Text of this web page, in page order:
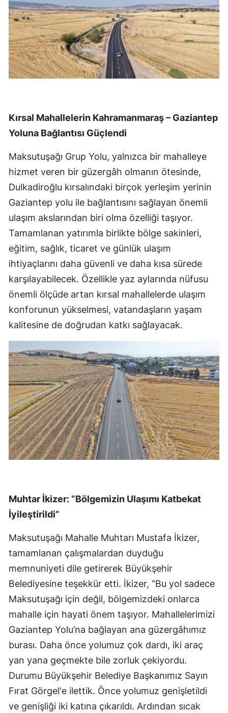
Kırsal Mahallelerin Kahramanmaraş – Gaziantep
Yoluna Bağlantısı Güçlendi
Maksutuşağı Grup Yolu, yalnızca bir mahalleye
hizmet veren bir güzergâh olmanın ötesinde,
Dulkadiroğlu kırsalındaki birçok yerleşim yerinin
Gaziantep yolu ile bağlantısını sağlayan önemli
ulaşım akslarından biri olma özelliği taşıyor.
Tamamlanan yatırımla birlikte bölge sakinleri,
eğitim, sağlık, ticaret ve günlük ulaşım
ihtiyaçlarını daha güvenli ve daha kısa sürede
karşılayabilecek. Özellikle yaz aylarında nüfusu
önemli ölçüde artan kırsal mahallelerde ulaşım
konforunun yükselmesi, vatandaşların yaşam
kalitesine de doğrudan katkı sağlayacak.
Muhtar İkizer: “Bölgemizin Ulaşımı Katbekat
İyileştirildi”
Maksutuşağı Mahalle Muhtarı Mustafa İkizer,
tamamlanan çalışmalardan duyduğu
memnuniyeti dile getirerek Büyükşehir
Belediyesine teşekkür etti. İkizer, “Bu yol sadece
Maksutuşağı için değil, bölgemizdeki onlarca
mahalle için hayati önem taşıyor. Mahallelerimizi
Gaziantep Yolu’na bağlayan ana güzergâhımız
burası. Daha önce yolumuz çok dardı, iki araç
yan yana geçmekte bile zorluk çekiyordu.
Durumu Büyükşehir Belediye Başkanımız Sayın
Fırat Görgel'e ilettik. Önce yolumuz genişletildi
ve genişliği iki katına çıkarıldı. Ardından sıcak